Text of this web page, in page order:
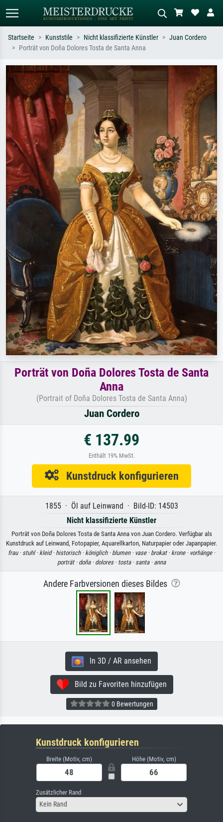
Suchen Sie nach Künstlern, Werktiteln
oder Stilen – z.B. Monet,
Sternennacht, Impressionismus, Welle
Hokusai, Akt.
Beschreiben Sie die Szene – z.B. Grüne
Wiese, Abstrakt mit viel Rot, Dunkles
Ölgemälde, Stehender Akt neben einem
Startseite Kunststile Nicht klassifizierte Künstler
Juan Cordero
Porträt von Doña Dolores Tosta de Santa Anna
Porträt von Doña Dolores Tosta de Santa
Anna
(Portrait of Doña Dolores Tosta de Santa Anna)
Juan Cordero
€ 137.99
Enthält 19% MwSt.
Kunstdruck konfigurieren
1855 · Öl auf Leinwand · Bild-ID: 14503
Nicht klassifizierte Künstler
Porträt von Doña Dolores Tosta de Santa Anna von Juan Cordero. Verfügbar als
Kunstdruck auf Leinwand, Fotopapier, Aquarellkarton, Naturpapier oder Japanpapier.
frau · stuhl · kleid · historisch · königlich · blumen · vase · brokat · krone · vorhänge ·
porträt · doña · dolores · tosta · santa · anna
Andere Farbversionen dieses Bildes
In 3D / AR ansehen
Bild zu Favoriten hinzufügen
0 Bewertungen
Kunstdruck konfigurieren
Breite (Motiv, cm) Höhe (Motiv, cm)
Zusätzlicher Rand
Kein Rand